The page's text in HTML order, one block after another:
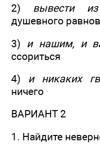
2) вывести
душевного
3) и нашим, и
ссориться
4) и никаких
ничего
ВАРИАНТ 2
1. Найдите